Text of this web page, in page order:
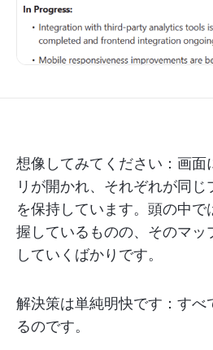
想像してみてください：画
リが開かれ、それぞれが同
を保持しています。頭の中
握しているものの、そのマッ
していくばかりです。
解決策は単純明快です：すべ
るのです。